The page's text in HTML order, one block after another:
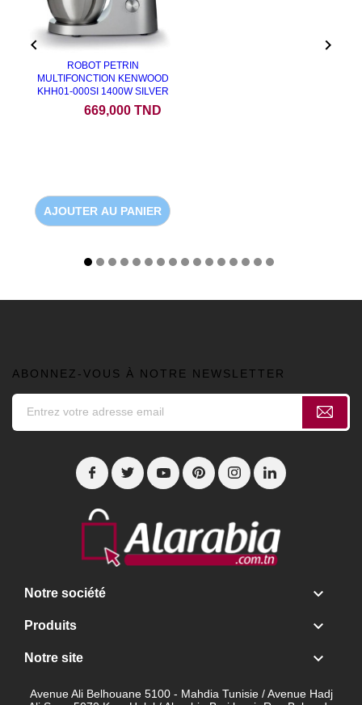
ROBOT PETRIN
MULTIFONCTION KENWOOD
KHH01-000SI 1400W SILVER
669,000 TND
AJOUTER AU PANIER
 
ABONNEZ-VOUS À NOTRE NEWSLETTER
Notre société 
Produits 
Notre site 
Avenue Ali Belhouane 5100 - Mahdia Tunisie / Avenue Hadj